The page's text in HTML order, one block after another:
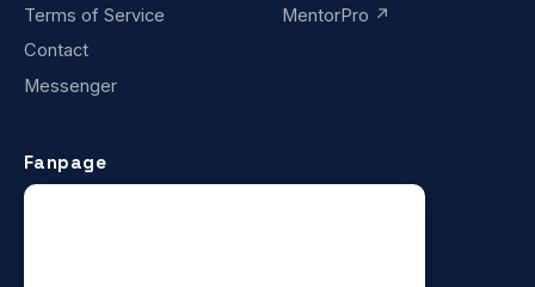
Terms of Service
Contact
Messenger
MentorPro ↗
Fanpage